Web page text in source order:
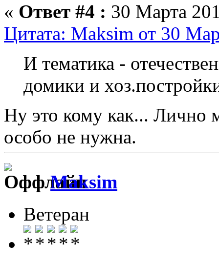
« Ответ #4 : 30 Марта
Цитата: Maksim от 30
И тематика -
домики и
Ну это кому как... Лично
особо не нужна.
Maksim
Ветеран